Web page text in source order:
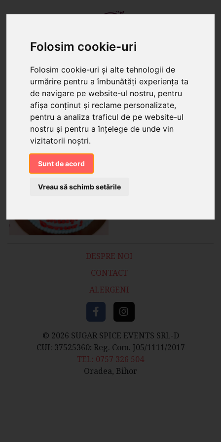
Folosim cookie-uri
Folosim cookie-uri și alte tehnologii de
urmărire pentru a îmbunătăți experiența ta
de navigare pe website-ul nostru, pentru
afișa conținut și reclame personalizate,
pentru a analiza traficul de pe website-ul
nostru și pentru a înțelege de unde vin
vizitatorii noștri.
Sunt de acord
Vreau să schimb setările
TORTURI PRĂJITURI CANDY BAR
Produse cu tagul "oradea"
DESPRE NOI
CONTACT
ALERGENI
© 2026 SUGAR SPICE EVENTS SRL-D
CUI: 37525360; Reg. Com. J05/1111/2017
TEL: 0757 326 504
Oradea, Bihor